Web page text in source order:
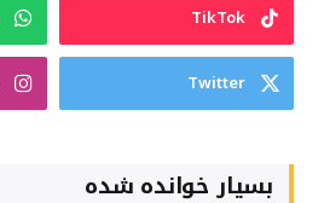
TikTok
Twitter
بسیار خوانده شده